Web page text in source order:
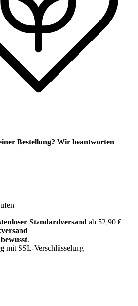
Bestellung? Wir beantworten
Standardversand ab 52,90 €
.
mit SSL-Verschlüsselung